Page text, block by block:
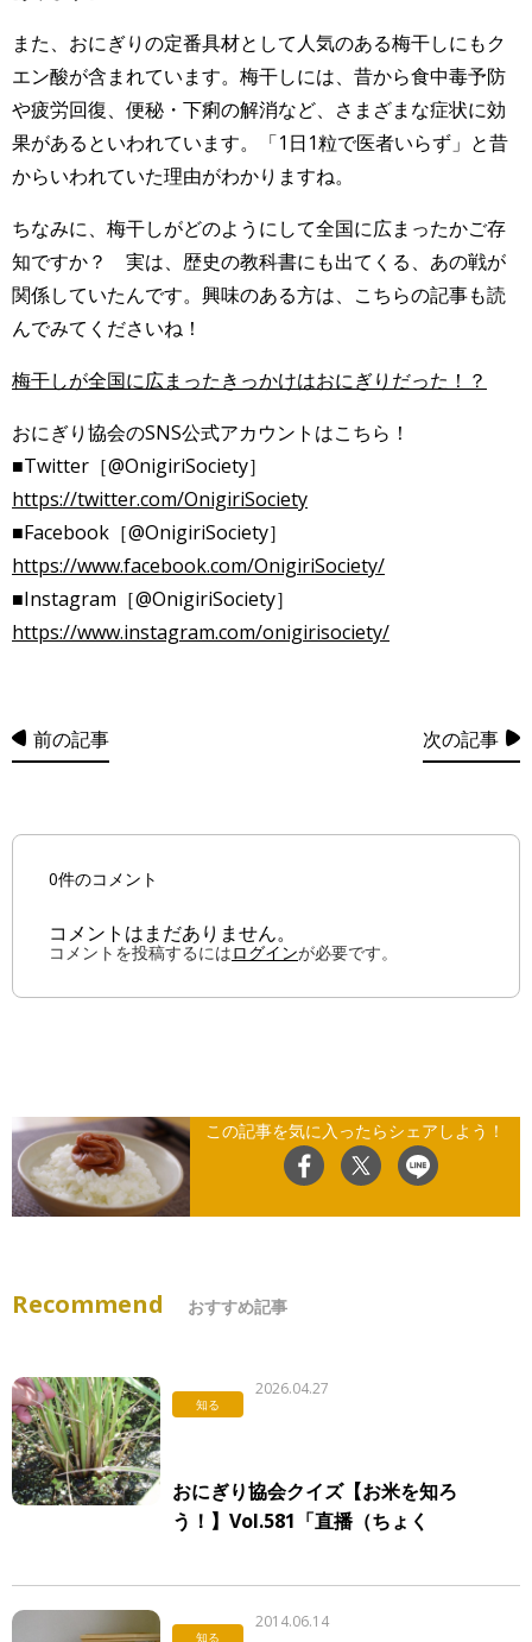
また、おにぎりの定番具材として人気のある梅干しにもク
エン酸が含まれています。梅干しには、昔から食中毒予防
や疲労回復、便秘・下痢の解消など、さまざまな症状に効
果があるといわれています。「1日1粒で医者いらず」と昔
からいわれていた理由がわかりますね。
ちなみに、梅干しがどのようにして全国に広まったかご存
知ですか？ 実は、歴史の教科書にも出てくる、あの戦が
関係していたんです。興味のある方は、こちらの記事も読
んでみてくださいね！
梅干しが全国に広まったきっかけはおにぎりだった！？
おにぎり協会のSNS公式アカウントはこちら！
■Twitter［@OnigiriSociety］
https://twitter.com/OnigiriSociety
■Facebook［@OnigiriSociety］
https://www.facebook.com/OnigiriSociety/
■Instagram［@OnigiriSociety］
https://www.instagram.com/onigirisociety/
前の記事 次の記事
0件のコメント
コメントはまだありません。
コメントを投稿するにはログインが必要です。
この記事を気に入ったらシェアしよう！
Recommend おすすめ記事
知る
2026.04.27
おにぎり協会クイズ【お米を知ろ
う！】Vol.581「直播（ちょく
知る
2014.06.14